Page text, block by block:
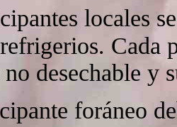
locales
Cada
desechable y
foráneo